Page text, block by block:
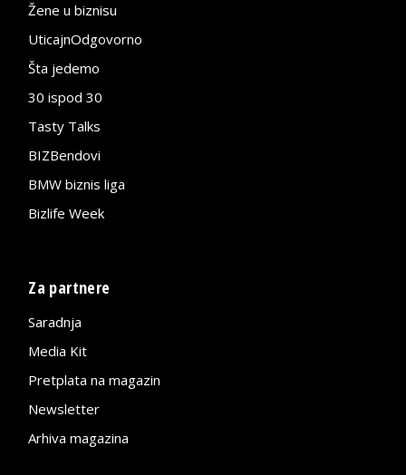
Žene u biznisu
UticajnOdgovorno
Šta jedemo
30 ispod 30
Tasty Talks
BIZBendovi
BMW biznis liga
Bizlife Week
Za partnere
Saradnja
Media Kit
Pretplata na magazin
Newsletter
Arhiva magazina